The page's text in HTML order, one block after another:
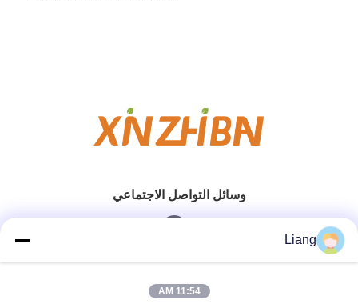
وسائل التواصل الاجتماعي
الاتصال السريع
Liang
11:54 AM